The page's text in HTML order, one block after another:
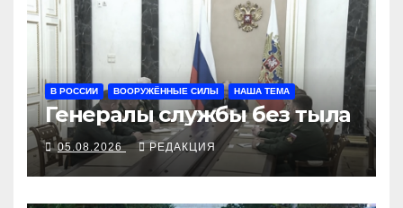
В РОССИИ ВООРУЖЁННЫЕ СИЛЫ НАША ТЕМА
Генералы службы без тыла
05.08.2026 РЕДАКЦИЯ